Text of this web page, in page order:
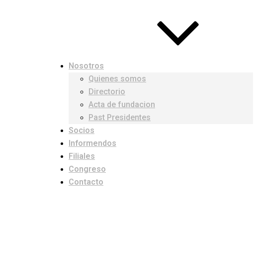
Nosotros
Quienes somos
Directorio
Acta de fundacion
Past Presidentes
Socios
Informendos
Filiales
Congreso
Contacto